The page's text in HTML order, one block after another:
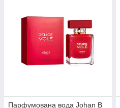
Парфумована вода Johan B